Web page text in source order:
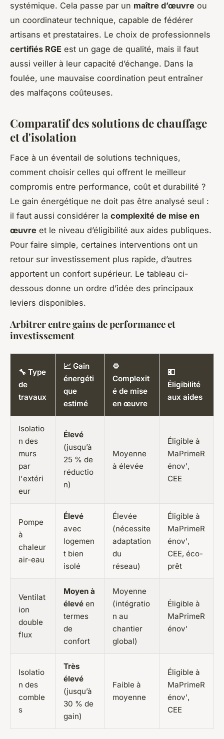
systémique. Cela passe par un maître d’œuvre ou
un coordinateur technique, capable de fédérer
artisans et prestataires. Le choix de professionnels
certifiés RGE est un gage de qualité, mais il faut
aussi veiller à leur capacité d’échange. Dans la
foulée, une mauvaise coordination peut entraîner
des malfaçons coûteuses.
Comparatif des solutions de chauffage
et d'isolation
Face à un éventail de solutions techniques,
comment choisir celles qui offrent le meilleur
compromis entre performance, coût et durabilité ?
Le gain énergétique ne doit pas être analysé seul :
il faut aussi considérer la complexité de mise en
œuvre et le niveau d’éligibilité aux aides publiques.
Pour faire simple, certaines interventions ont un
retour sur investissement plus rapide, d’autres
apportent un confort supérieur. Le tableau ci-
dessous donne un ordre d’idée des principaux
leviers disponibles.
Arbitrer entre gains de performance et
investissement
🔧 Type
de
travaux
📈 Gain
énergéti
que
estimé
⚙️
Complexit
é de mise
en œuvre
💶
Éligibilité
aux aides
Isolatio
n des
murs
par
l'extéri
eur
Élevé
(jusqu’à
25 % de
réductio
n)
Moyenne
à élevée
Éligible à
MaPrimeR
énov',
CEE
Pompe
à
chaleur
air-eau
Élevé
avec
logemen
t bien
isolé
Élevée
(nécessite
adaptation
du
réseau)
Éligible à
MaPrimeR
énov',
CEE, éco-
prêt
Ventilat
ion
double
flux
Moyen à
élevé en
termes
de
confort
Moyenne
(intégratio
n au
chantier
global)
Éligible à
MaPrimeR
énov'
Isolatio
n des
comble
s
Très
élevé
(jusqu’à
30 % de
gain)
Faible à
moyenne
Éligible à
MaPrimeR
énov',
CEE